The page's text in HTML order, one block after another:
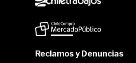
Reclamos y Denuncias